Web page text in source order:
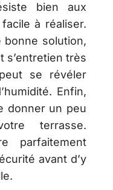
bien aux
à réaliser.
bonne solution,
s’entretien très
se révéler
Enfin,
donner un peu
terrasse.
parfaitement
avant d’y